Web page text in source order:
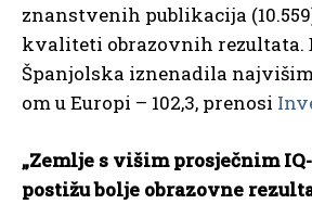
znanstvenih publikacija
kvaliteti obrazovnih rezultata.
Španjolska iznenadila
om u Europi – 102,3, prenosi
„Zemlje s višim prosječnim
postižu bolje obrazovne